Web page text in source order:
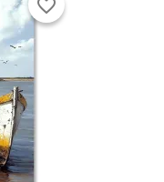
favorite_border